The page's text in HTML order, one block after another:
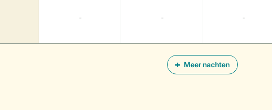
Meer nachten
- - -